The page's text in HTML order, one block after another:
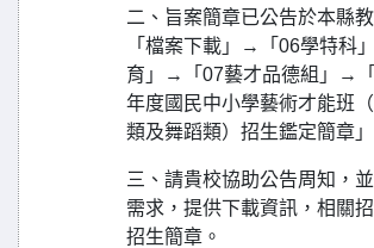
二、旨案簡章已公告於本縣
「檔案下載」→「06學特科
育」→「07藝才品德組」→
年度國民中小學藝術才能班
類及舞蹈類）招生鑑定簡章」
三、請貴校協助公告周知，
需求，提供下載資訊，相關
招生簡章。